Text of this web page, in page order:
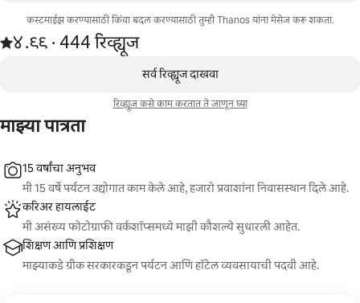
कस्टमाईझ करण्यासाठी किंवा बदल करण्यासाठी तुम्ही Thanos यांना मेसेज करू शकता.
444 रिव्ह्यूजमधून 5 पैकी ४.९९ स्टार्स रेटिंग आहे
४.९९
,
· 444 रिव्ह्यूज
सर्व रिव्ह्यूज दाखवा
रिव्ह्यूज कसे काम करतात ते जाणून घ्या
माझ्या पात्रता
15 वर्षांचा अनुभव
मी 15 वर्षे पर्यटन उद्योगात काम केले आहे, हजारो प्रवाशांना निवासस्थान दिले आहे.
करिअर हायलाईट
मी असंख्य फोटोग्राफी वर्कशॉप्समध्ये माझी कौशल्ये सुधारली आहेत.
शिक्षण आणि प्रशिक्षण
माझ्याकडे ग्रीक सरकारकडून पर्यटन आणि हॉटेल व्यवसायाची पदवी आहे.